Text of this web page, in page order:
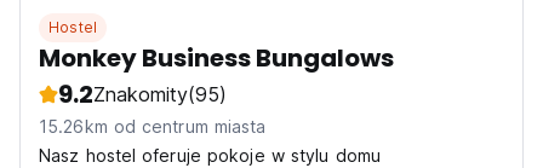
Hostel
Monkey Business Bungalows
9.2Znakomity(95)
15.26km od centrum miasta
Nasz hostel oferuje pokoje w stylu domu